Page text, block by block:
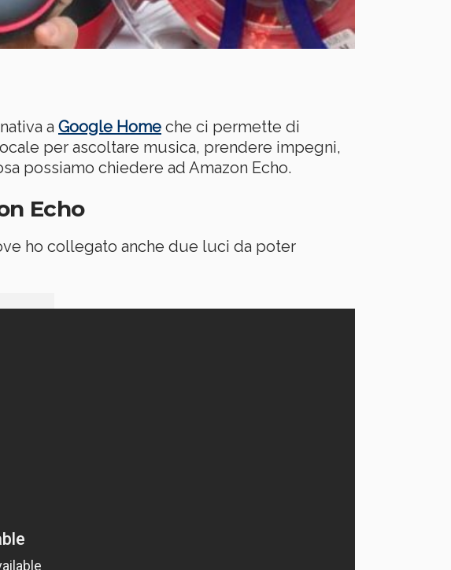
a Google Home che ci permette di
per ascoltare musica, prendere impegni,
possiamo chiedere ad Amazon Echo.
Echo
ho collegato anche due luci da poter